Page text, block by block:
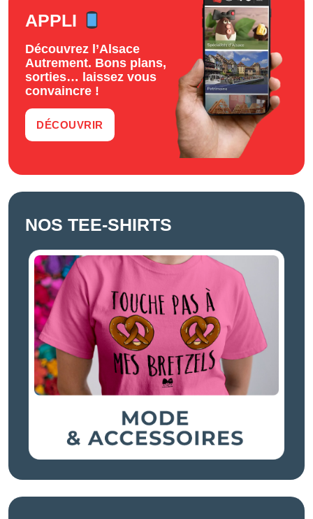
APPLI
Découvrez l’Alsace
Autrement. Bons plans,
sorties… laissez vous
convaincre !
DÉCOUVRIR
NOS TEE-SHIRTS